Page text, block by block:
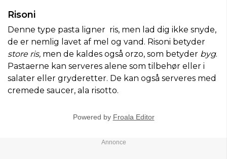
Risoni
Denne type pasta ligner ris, men lad dig ikke snyde,
de er nemlig lavet af mel og vand. Risoni betyder
store ris, men de kaldes også orzo, som betyder byg.
Pastaerne kan serveres alene som tilbehør eller i
salater eller gryderetter. De kan også serveres med
cremede saucer, ala risotto.
Powered by Froala Editor